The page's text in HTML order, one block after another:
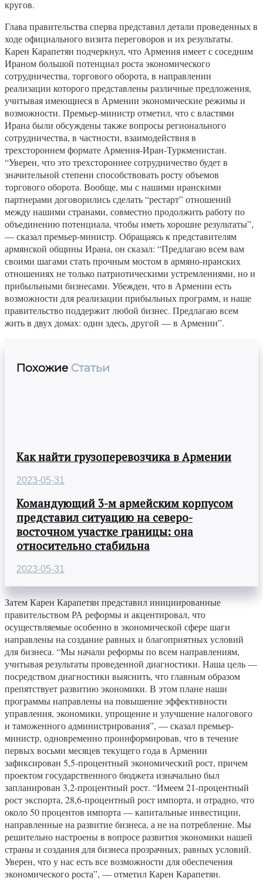
кругов.
Глава правительства сперва представил детали проведенных в
ходе официального визита переговоров и их результаты.
Карен Карапетян подчеркнул, что Армения имеет с соседним
Ираном большой потенциал роста экономического
сотрудничества, торгового оборота, в направлении
реализации которого представлены различные предложения,
учитывая имеющиеся в Армении экономические режимы и
возможности. Премьер-министр отметил, что с властями
Ирана были обсуждены также вопросы регионального
сотрудничества, в частности, взаимодействия в
трехстороннем формате Армения-Иран-Туркменистан.
“Уверен, что это трехстороннее сотрудничество будет в
значительной степени способствовать росту объемов
торгового оборота. Вообще, мы с нашими иранскими
партнерами договорились сделать “рестарт” отношений
между нашими странами, совместно продолжить работу по
объединению потенциала, чтобы иметь хорошие результаты”,
— сказал премьер-министр. Обращаясь к представителям
армянской общины Ирана, он сказал: “Предлагаю всем вам
своими шагами стать прочным мостом в армяно-иранских
отношениях не только патриотическими устремлениями, но и
прибыльными бизнесами. Убежден, что в Армении есть
возможности для реализации прибыльных программ, и наше
правительство поддержит любой бизнес. Предлагаю всем
жить в двух домах: один здесь, другой — в Армении”.
Похожие Статьи
Как найти грузоперевозчика в Армении
2023-05-31
Командующий 3-м армейским корпусом
представил ситуацию на северо-
восточном участке границы: она
относительно стабильна
2023-05-31
Затем Карен Карапетян представил инициированные
правительством РА реформы и акцентировал, что
осуществляемые особенно в экономической сфере шаги
направлены на создание равных и благоприятных условий
для бизнеса. “Мы начали реформы по всем направлениям,
учитывая результаты проведенной диагностики. Наша цель —
посредством диагностики выяснить, что главным образом
препятствует развитию экономики. В этом плане наши
программы направлены на повышение эффективности
управления, экономики, упрощение и улучшение налогового
и таможенного администрирования”, — сказал премьер-
министр, одновременно проинформировав, что в течение
первых восьми месяцев текущего года в Армении
зафиксирован 5,5-процентный экономический рост, причем
проектом государственного бюджета изначально был
запланирован 3,2-процентный рост. “Имеем 21-процентный
рост экспорта, 28,6-процентный рост импорта, и отрадно, что
около 50 процентов импорта — капитальные инвестиции,
направленные на развитие бизнеса, а не на потребление. Мы
решительно настроены в вопросе развития экономики нашей
страны и создания для бизнеса прозрачных, равных условий.
Уверен, что у нас есть все возможности для обеспечения
экономического роста”, — отметил Карен Карапетян.